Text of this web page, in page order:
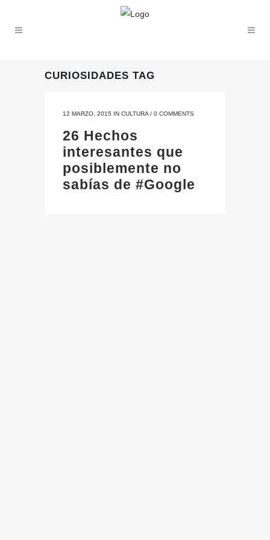
CURIOSIDADES TAG
12 MARZO, 2015 IN CULTURA / 0 COMMENTS
26 Hechos
interesantes que
posiblemente no
sabías de #Google